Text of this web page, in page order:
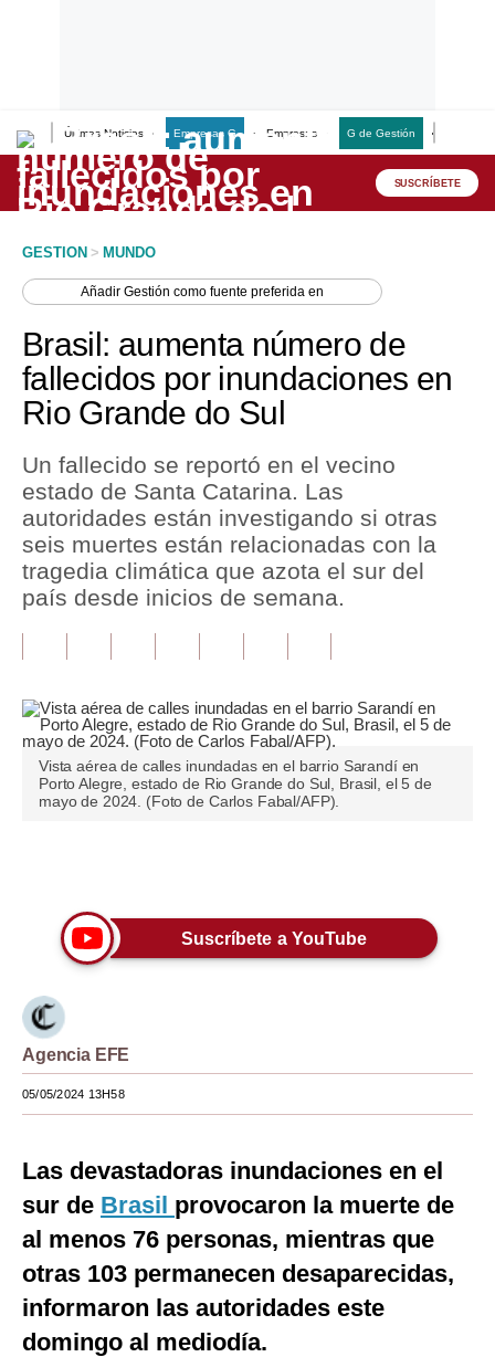
Últimas Noticias Empresas G Empresas G de Gestión
Lo último
Peru Quiosco
Economía
Mercados
Política
Tu Dinero
Finanzas Personales
Opinión
Editorial
Pregunta de hoy
Lujo
Moda
Estilos
Mundo
México
España
Internacional
Tecnología
SUSCRÍBETE
GESTION > MUNDO
AñadirGestión como fuente preferida en
Brasil: aumenta número de
fallecidos por inundaciones en
Rio Grande do Sul
Un fallecido se reportó en el vecino
estado de Santa Catarina. Las
autoridades están investigando si otras
seis muertes están relacionadas con la
tragedia climática que azota el sur del
país desde inicios de semana.
Vista aérea de calles inundadas en el barrio Sarandí en
Porto Alegre, estado de Rio Grande do Sul, Brasil, el 5 de
mayo de 2024. (Foto de Carlos Fabal/AFP).
Suscríbete a YouTube
Agencia EFE
05/05/2024 13H58
Las devastadoras inundaciones en el
sur de Brasil provocaron la muerte de
al menos 76 personas, mientras que
otras 103 permanecen desaparecidas,
informaron las autoridades este
domingo al mediodía.